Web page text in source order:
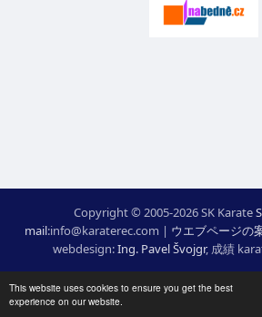
This website uses cookies to ensure you get the best
experience on our website.
Copyright © 2005-2026 SK Karate
mail:moc.ceretarak@ofni | ウエブページの
webdesign:Ing. Pavel Švojgr, 成績